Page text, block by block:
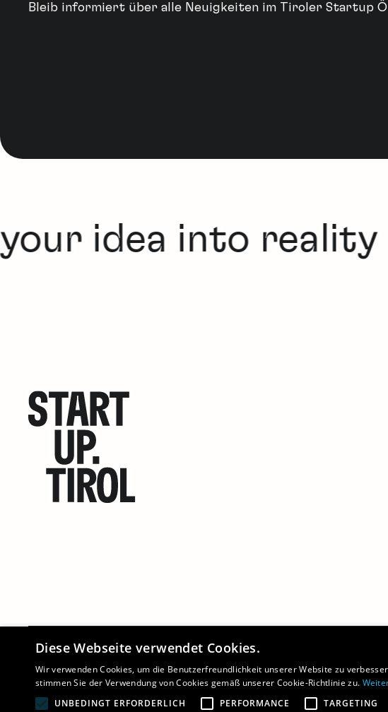
Bleib informiert über alle Neuigkeiten im Tiroler Startup
idea into reality
Diese Webseite verwendet Cookies.
Wir verwenden Cookies, um die Benutzerfreundlichkeit unserer Website zu
stimmen Sie der Verwendung von Cookies gemäß unserer Cookie-Richtlinie zu.
UNBEDINGT ERFORDERLICH
PERFORMANCE TARGETING